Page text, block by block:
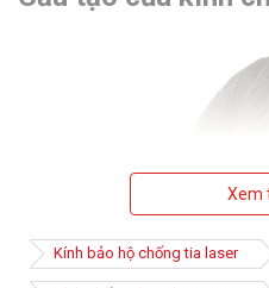
Xem
Kính bảo hộ chống tia laser